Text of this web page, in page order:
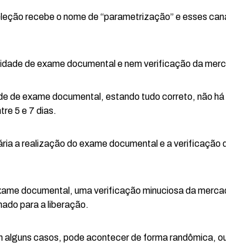
recebe o nome de “parametrização” e esses
de exame documental e nem verificação da
de exame documental, estando tudo correto, não
5 e 7 dias.
a realização do exame documental e a verificação
documental, uma verificação minuciosa da
para a liberação.
casos, pode acontecer de forma randômica,